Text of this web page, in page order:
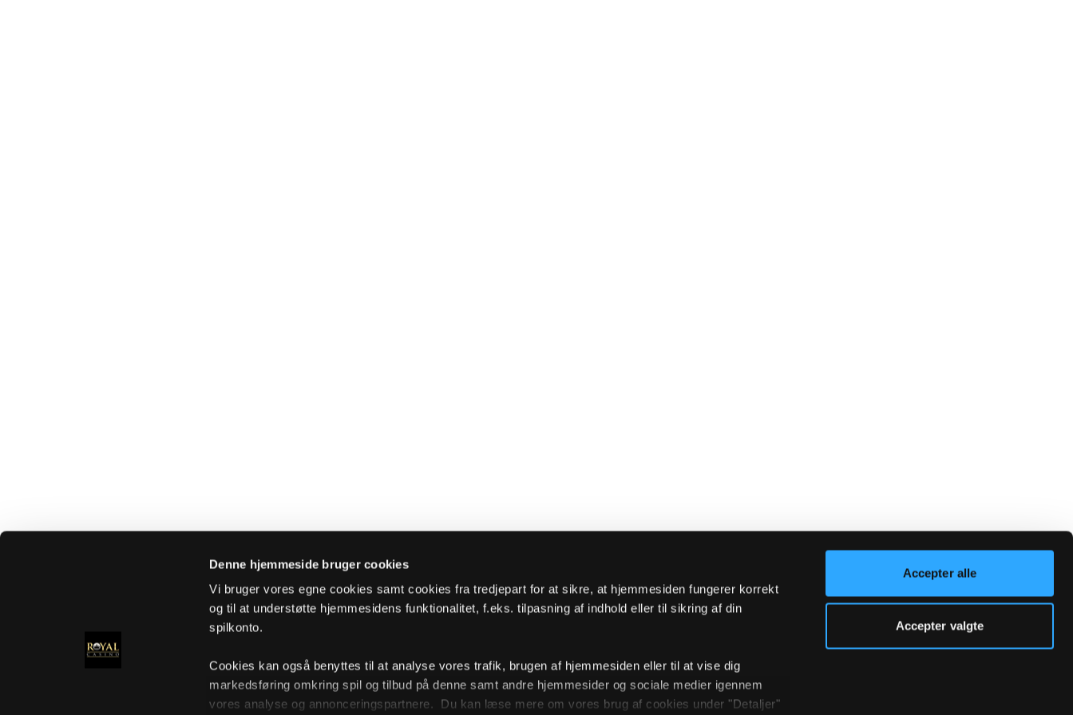
Denne hjemmeside bruger cookies
Vi bruger vores egne cookies samt cookies fra tredjepart for at sikre, at hjemmesiden fungerer korrekt
og til at understøtte hjemmesidens funktionalitet, f.eks. tilpasning af indhold eller til sikring af din
spilkonto.
Cookies kan også benyttes til at analyse vores trafik, brugen af hjemmesiden eller til at vise dig
markedsføring omkring spil og tilbud på denne samt andre hjemmesider og sociale medier igennem
vores analyse og annonceringspartnere. Du kan læse mere om vores brug af cookies under "Detaljer"
Accepter alle
Accepter valgte